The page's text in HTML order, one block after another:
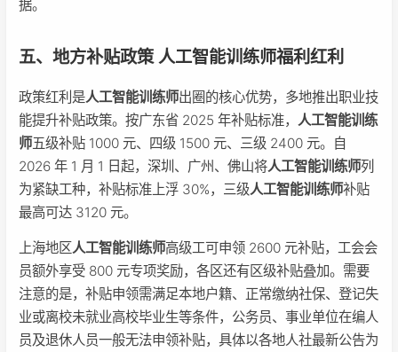
据。
五、地方补贴政策 人工智能训练师福利红利
政策红利是人工智能训练师出圈的核心优势，多地推出职业技
能提升补贴政策。按广东省 2025 年补贴标准， 人工智能训练
师五级补贴 1000 元、四级 1500 元、三级 2400 元。自
2026 年 1 月 1 日起，深圳、广州、佛山将人工智能训练师列
为紧缺工种，补贴标准上浮 30%，三级人工智能训练师补贴
最高可达 3120 元。
上海地区人工智能训练师高级工可申领 2600 元补贴，工会会
员额外享受 800 元专项奖励，各区还有区级补贴叠加。需要
注意的是，补贴申领需满足本地户籍、正常缴纳社保、登记失
业或离校未就业高校毕业生等条件，公务员、事业单位在编人
员及退休人员一般无法申领补贴，具体以各地人社最新公告为